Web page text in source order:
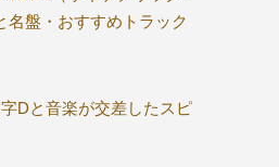
名盤・おすすめトラック
字Dと音楽が交差したスピ